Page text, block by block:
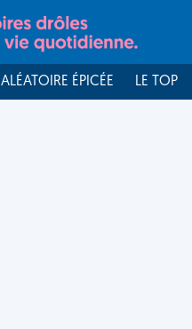
ALÉATOIRE ÉPICÉE LE TOP